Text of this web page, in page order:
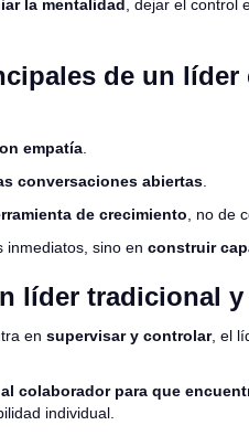
la mentalidad , dejar el control
de un líder
empatía
conversaciones abiertas
de crecimiento , no de
inmediatos, sino en construir
líder tradicional
en supervisar y controlar, el
colaborador para que
individual.